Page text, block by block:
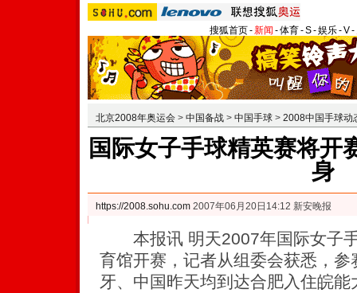
搜狐首页-新闻 -体育-S-娱乐-V-
北京2008年奥运会 > 中国备战 > 中国手球 > 2008中国手球动
国际女子手球精英赛将开
身
https://2008.sohu.com 2007年06月20日14:12 新安晚报
本报讯 明天2007年国际女子手
育馆开赛，记者从组委会获悉，
牙、中国昨天均到达合肥入住皖